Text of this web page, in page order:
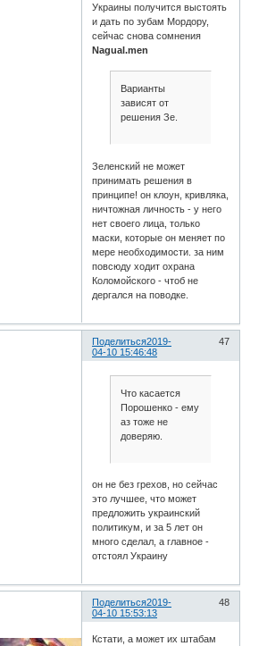
Украины получится выстоять
и дать по зубам Мордору,
сейчас снова сомнения
Nagual.men
Варианты
зависят от
решения Зе.
Зеленский не может
принимать решения в
принципе! он клоун, кривляка,
ничтожная личность - у него
нет своего лица, только
маски, которые он меняет по
мере необходимости. за ним
повсюду ходит охрана
Коломойского - чтоб не
дергался на поводке.
Поделиться 47
2019-
04-10 15:46:48
Что касается
Порошенко - ему
аз тоже не
доверяю.
он не без грехов, но сейчас
это лучшее, что может
предложить украинский
политикум, и за 5 лет он
много сделал, а главное -
отстоял Украину
Поделиться 48
2019-
04-10 15:53:13
Кстати, а может их штабам